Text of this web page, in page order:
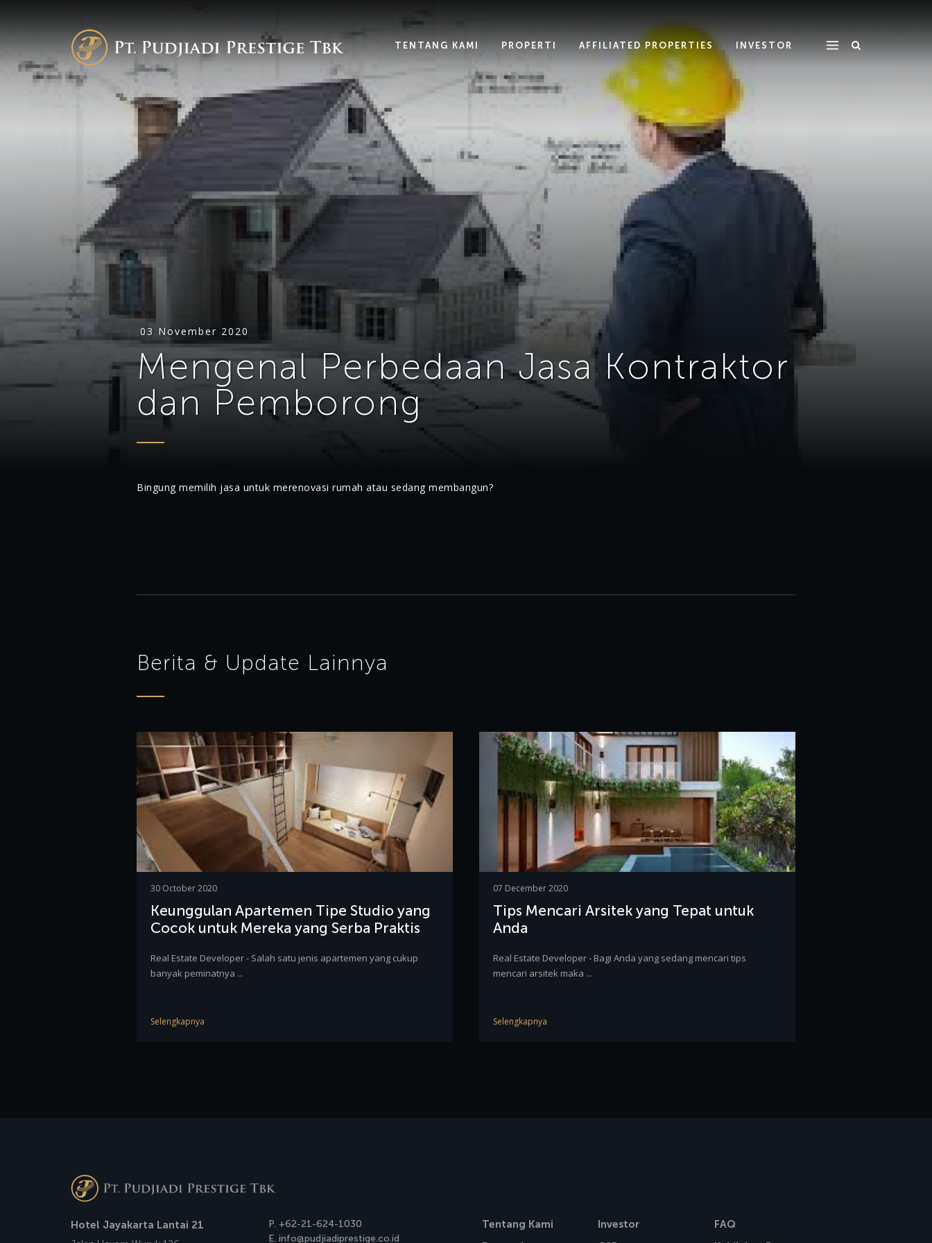
TENTANG KAMI PROPERTI AFFILIATED PROPERTIES INVESTOR
03 November 2020
Mengenal Perbedaan Jasa Kontraktor
dan Pemborong
Bingung memilih jasa untuk merenovasi rumah atau sedang membangun?
Berita & Update Lainnya
30 October 2020
Keunggulan Apartemen Tipe Studio yang
Cocok untuk Mereka yang Serba Praktis
Real Estate Developer - Salah satu jenis apartemen yang cukup
banyak peminatnya ...
Selengkapnya
07 December 2020
Tips Mencari Arsitek yang Tepat untuk
Anda
Real Estate Developer - Bagi Anda yang sedang mencari tips
mencari arsitek maka ...
Selengkapnya
Hotel Jayakarta Lantai 21 P. +62-21-624-1030
E. info@pudjiadiprestige.co.id
Tentang Kami
Investor
FAQ